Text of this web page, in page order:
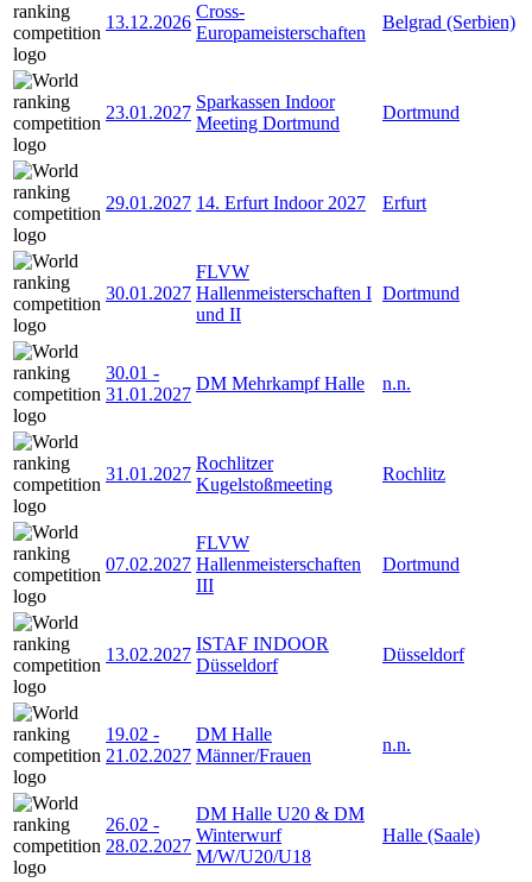
13.12.2026
Cross-
Europameisterschaften
Belgrad (Serbien)
23.01.2027
Sparkassen Indoor
Meeting Dortmund
Dortmund
29.01.2027 14. Erfurt Indoor 2027 Erfurt
30.01.2027
FLVW
Hallenmeisterschaften I
und II
Dortmund
30.01 -
31.01.2027
DM Mehrkampf Halle n.n.
31.01.2027
Rochlitzer
Kugelstoßmeeting
Rochlitz
07.02.2027
FLVW
Hallenmeisterschaften
III
Dortmund
13.02.2027
ISTAF INDOOR
Düsseldorf
Düsseldorf
19.02 -
21.02.2027
DM Halle
Männer/Frauen
n.n.
26.02 -
28.02.2027
DM Halle U20 & DM
Winterwurf
M/W/U20/U18
Halle (Saale)